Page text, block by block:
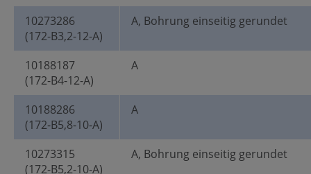
10273286
(172-B3,2-12-A)
A, Bohrung einseitig gerundet
10188187
(172-B4-12-A)
A
10188286
(172-B5,8-10-A)
A
10273315
(172-B5,2-10-A)
A, Bohrung einseitig gerundet